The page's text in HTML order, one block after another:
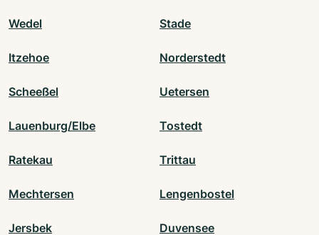
Wedel Stade
Itzehoe Norderstedt
Scheeßel Uetersen
Lauenburg/Elbe Tostedt
Ratekau Trittau
Mechtersen Lengenbostel
Jersbek Duvensee